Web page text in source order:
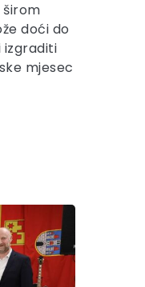
doći do
izgraditi
mjesec